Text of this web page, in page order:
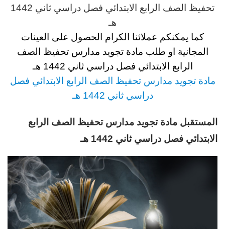
تحفيظ الصف الرابع الابتدائي فصل دراسي ثاني 1442
هـ
كما يمكنكم عملائنا الكرام الحصول على العينات
المجانية او طلب مادة تجويد مدارس تحفيظ الصف
الرابع الابتدائي فصل دراسي ثاني 1442 هـ
مادة تجويد مدارس تحفيظ الصف الرابع الابتدائي فصل
دراسي ثاني 1442 هـ
المستقبل مادة تجويد مدارس تحفيظ الصف الرابع
الابتدائي فصل دراسي ثاني 1442 هـ